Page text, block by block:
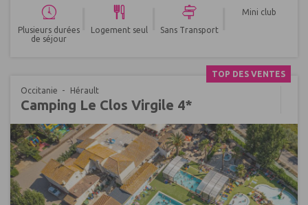
Plusieurs durées
de séjour
Logement seul Sans Transport
Mini club
TOP DES VENTES
Occitanie
Hérault
Camping Le Clos Virgile 4*